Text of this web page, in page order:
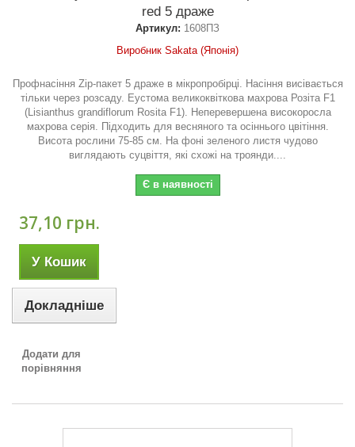
red 5 драже
Артикул: 1608ПЗ
Виробник Sakata (Японія)
Профнасіння Zip-пакет 5 драже в мікропробірці. Насіння висівається
тільки через розсаду. Еустома великоквіткова махрова Розіта F1
(Lisianthus grandiflorum Rosita F1). Неперевершена високоросла
махрова серія. Підходить для весняного та осіннього цвітіння.
Висота рослини 75-85 см. На фоні зеленого листя чудово
виглядають суцвіття, які схожі на троянди....
Є в наявності
37,10 грн.
У Кошик
Докладніше
Додати для
порівняння